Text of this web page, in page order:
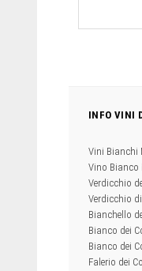
INFO VINI
Vini Bianchi
Vino Bianco
Verdicchio
Verdicchio
Bianchello
Bianco dei
Bianco dei
Falerio dei